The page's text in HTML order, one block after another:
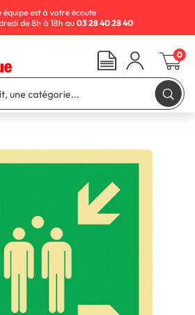
équipe est à votre écoute
de 8h à 18h au03 28 40 28 40
0